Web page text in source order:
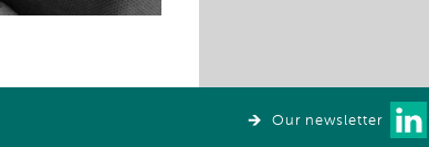
Our newsletter